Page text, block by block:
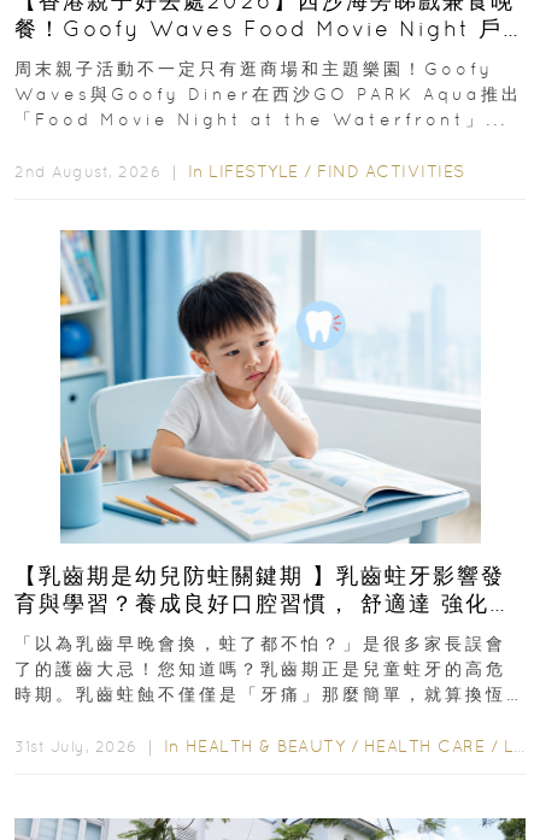
餐！Goofy Waves Food Movie Night 戶
外影院逢週末登場
周末親子活動不一定只有逛商場和主題樂園！Goofy
Waves與Goofy Diner在西沙GO PARK Aqua推出
「Food Movie Night at the Waterfront」...
2nd August, 2026 ｜ In LIFESTYLE / FIND ACTIVITIES
【乳齒期是幼兒防蛀關鍵期 】乳齒蛀牙影響發
育與學習？養成良好口腔習慣， 舒適達 強化琺
瑯質 兒童牙膏防護指南
「以為乳齒早晚會換，蛀了都不怕？」是很多家長誤會
了的護齒大忌！您知道嗎？乳齒期正是兒童蛀牙的高危
時期。乳齒蛀蝕不僅僅是「牙痛」那麼簡單，就算換恆
31st July, 2026 ｜ In HEALTH & BEAUTY / HEALTH CARE / LIFESTYLE